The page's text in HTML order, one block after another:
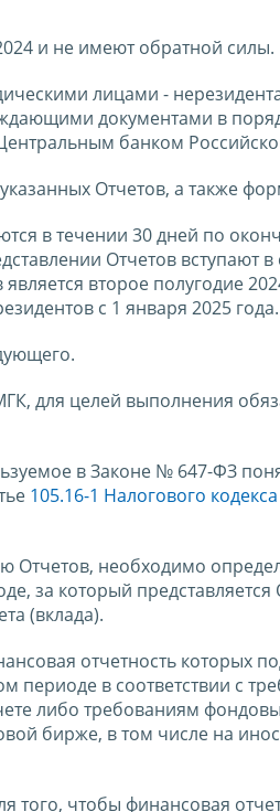
и не имеют обратной силы.
лицами -
документами в
банком
Отчетов, а также
в течении 30 дней по
Отчетов вступают в
второе полугодие
с 1 января 2025 года.
для целей выполнения
в Законе № 647-ФЗ
105.16-1 Налогового
Отчетов, необходимо
за который представляется
(вклада).
отчетность которых
периоде в соответствии с
либо требованиям
бирже, в том числе на
того, чтобы финансовая